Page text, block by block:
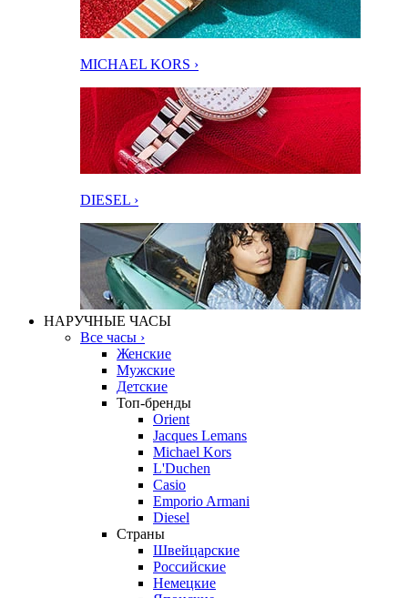
MICHAEL KORS ›
DIESEL ›
НАРУЧНЫЕ ЧАСЫ
Все часы ›
Женские
Мужские
Детские
Топ-бренды
Orient
Jacques Lemans
Michael Kors
L'Duchen
Casio
Emporio Armani
Diesel
Страны
Швейцарские
Российские
Немецкие